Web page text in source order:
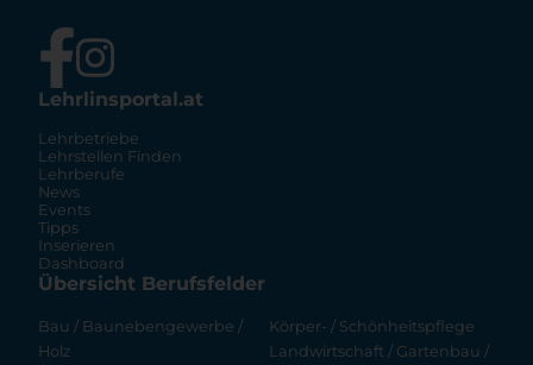
Lehrlinsportal.at
Lehrbetriebe
Lehrstellen Finden
Lehrberufe
News
Events
Tipps
Inserieren
Dashboard
Übersicht Berufsfelder
Bau / Baunebengewerbe /
Holz
Körper- / Schönheitspflege
Landwirtschaft / Gartenbau /